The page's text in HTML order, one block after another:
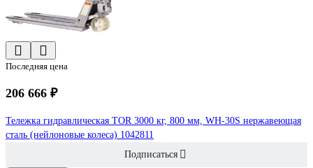
Последняя цена
206 666 ₽
Тележка гидравлическая TOR 3000 кг, 800 мм, WH-30S нержавеющая
сталь (нейлоновые колеса) 1042811
Подписаться